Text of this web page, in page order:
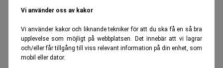
Vi använder oss av kakor
Vi använder kakor och liknande tekniker för att du ska få en så bra
upplevelse som möjligt på webbplatsen. Det innebär att vi lagrar
och/eller får tillgång till viss relevant information på din enhet, som
mobil eller dator.